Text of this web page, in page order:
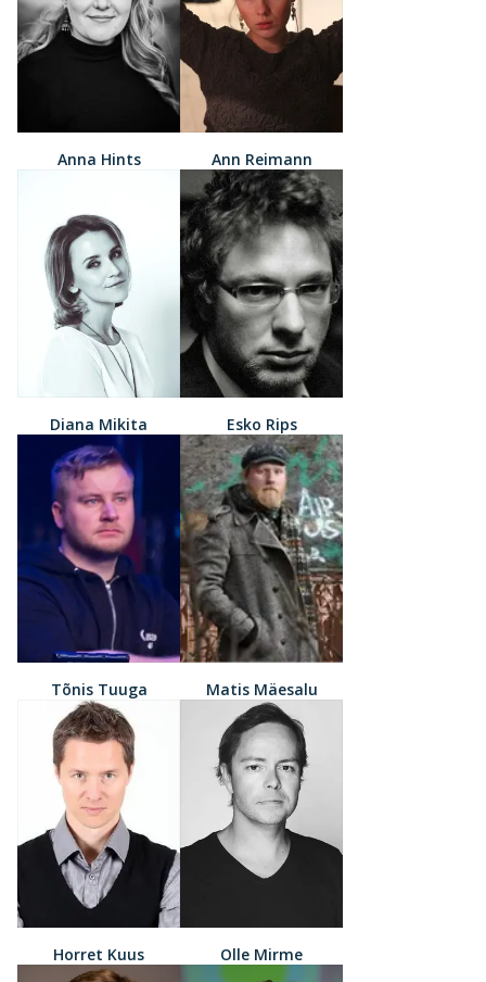
Anna Hints Ann Reimann
Diana Mikita Esko Rips
Tõnis Tuuga Matis Mäesalu
Horret Kuus Olle Mirme